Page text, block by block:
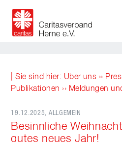
| Sie sind hier: Über uns ››
Publikationen ›› Meldungen
19.12.2025, ALLGEMEIN
Besinnliche
gutes neues Jahr!